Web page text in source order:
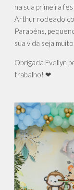
na sua primeira
Arthur rodeado
Parabéns,
sua vida seja
Obrigada Evellyn
trabalho! ❤